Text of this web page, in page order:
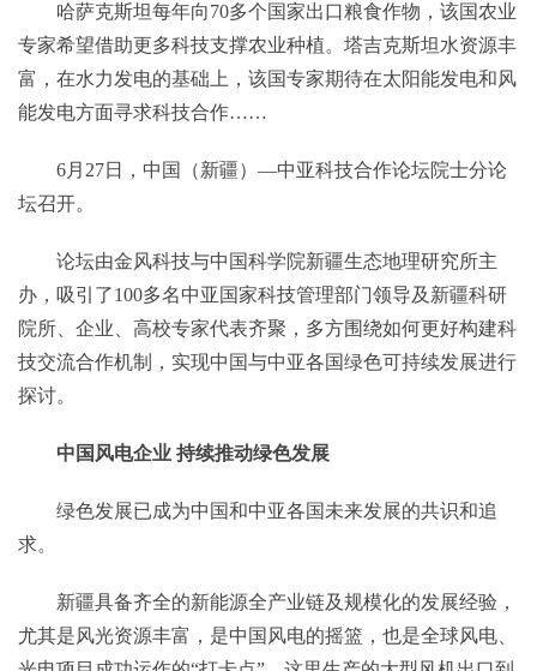
哈萨克斯坦每年向70多个国家出口粮食作物，该国农业
专家希望借助更多科技支撑农业种植。塔吉克斯坦水资源丰
富，在水力发电的基础上，该国专家期待在太阳能发电和风
能发电方面寻求科技合作……
6月27日，中国（新疆）—中亚科技合作论坛院士分论
坛召开。
论坛由金风科技与中国科学院新疆生态地理研究所主
办，吸引了100多名中亚国家科技管理部门领导及新疆科研
院所、企业、高校专家代表齐聚，多方围绕如何更好构建科
技交流合作机制，实现中国与中亚各国绿色可持续发展进行
探讨。
中国风电企业 持续推动绿色发展
绿色发展已成为中国和中亚各国未来发展的共识和追
求。
新疆具备齐全的新能源全产业链及规模化的发展经验，
尤其是风光资源丰富，是中国风电的摇篮，也是全球风电、